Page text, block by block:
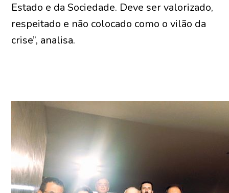
Estado e da Sociedade. Deve ser valorizado,
respeitado e não colocado como o vilão da
crise”, analisa.